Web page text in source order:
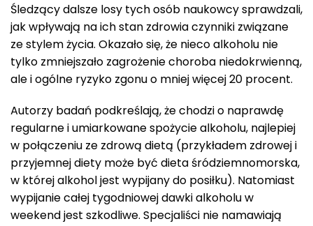
Śledzący dalsze losy tych osób naukowcy sprawdzali,
jak wpływają na ich stan zdrowia czynniki związane
ze stylem życia. Okazało się, że nieco alkoholu nie
tylko zmniejszało zagrożenie choroba niedokrwienną,
ale i ogólne ryzyko zgonu o mniej więcej 20 procent.
Autorzy badań podkreślają, że chodzi o naprawdę
regularne i umiarkowane spożycie alkoholu, najlepiej
w połączeniu ze zdrową dietą (przykładem zdrowej i
przyjemnej diety może być dieta śródziemnomorska,
w której alkohol jest wypijany do posiłku). Natomiast
wypijanie całej tygodniowej dawki alkoholu w
weekend jest szkodliwe. Specjaliści nie namawiają